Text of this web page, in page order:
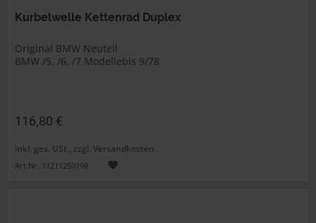
Kurbelwelle Kettenrad Duplex
Original BMW Neuteil
BMW /5, /6, /7 Modellebis 9/78
116,80 €
inkl. ges. USt., zzgl. Versandkosten
Art.Nr. 11211250198